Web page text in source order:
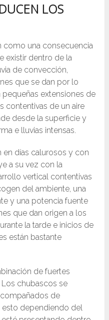
LOS
como una consecuencia
existir dentro de la
de convección,
que se dan por lo
pequeñas extensiones de
contentivas de un aire
desde la superficie y
e lluvias intensas.
días calurosos y con
a su vez con la
vertical contentivas
del ambiente, una
y una potencia fuente
que dan origen a los
la tarde e inicios de
están bastante
de fuertes
chubascos se
de
esto dependiendo del